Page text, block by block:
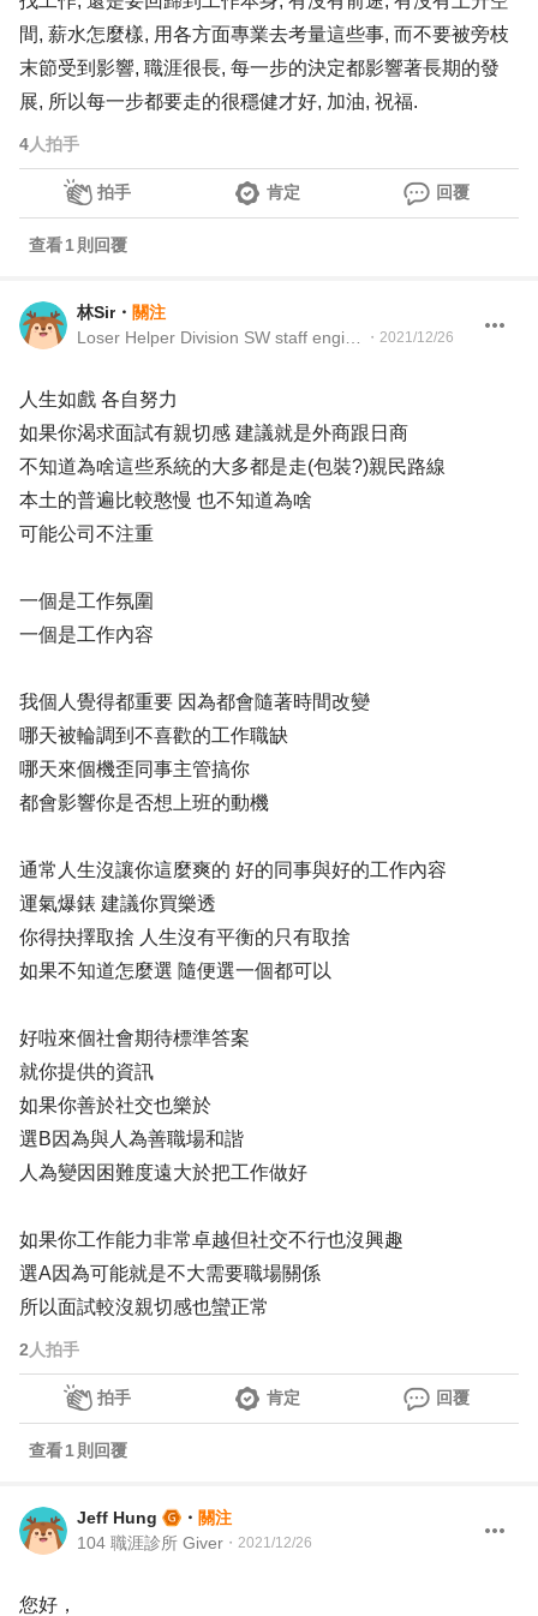
間, 薪水怎麼樣, 用各方面專業去考量這些事, 而不要被旁枝
末節受到影響, 職涯很長, 每一步的決定都影響著長期的發
展, 所以每一步都要走的很穩健才好, 加油, 祝福.
4人拍手
拍手 肯定 回覆
查看1 則回覆
林Sir ・ 關注
・ 2021/12/26
人生如戲 各自努力
如果你渴求面試有親切感 建議就是外商跟日商
不知道為啥這些系統的大多都是走(包裝?)親民路線
本土的普遍比較憨慢 也不知道為啥
可能公司不注重
一個是工作氛圍
一個是工作內容
我個人覺得都重要 因為都會隨著時間改變
哪天被輪調到不喜歡的工作職缺
哪天來個機歪同事主管搞你
都會影響你是否想上班的動機
通常人生沒讓你這麼爽的 好的同事與好的工作內容
運氣爆錶 建議你買樂透
你得抉擇取捨 人生沒有平衡的只有取捨
如果不知道怎麼選 隨便選一個都可以
好啦來個社會期待標準答案
就你提供的資訊
如果你善於社交也樂於
選B因為與人為善職場和諧
人為變因困難度遠大於把工作做好
如果你工作能力非常卓越但社交不行也沒興趣
選A因為可能就是不大需要職場關係
所以面試較沒親切感也蠻正常
2 人拍手
拍手 肯定 回覆
查看1 則回覆
Jeff Hung ・ 關注
104 職涯診所 Giver ・ 2021/12/26
您好，